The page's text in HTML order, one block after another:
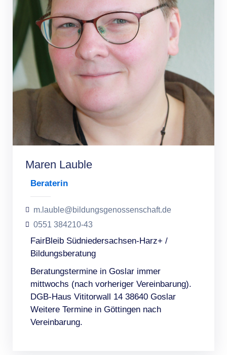
Maren Lauble
Beraterin
m.lauble@bildungsgenossenschaft.de
0551 384210-43
FairBleib Südniedersachsen-Harz+ /
Bildungsberatung
Beratungstermine in Goslar immer
mittwochs (nach vorheriger Vereinbarung).
DGB-Haus Vititorwall 14 38640 Goslar
Weitere Termine in Göttingen nach
Vereinbarung.